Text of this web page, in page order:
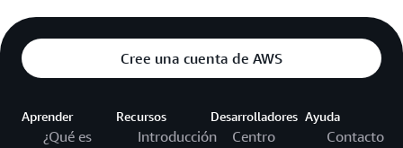
Cree una cuenta de AWS
Aprender
¿Qué es
Recursos
Introducción
Desarrolladores
Centro
Ayuda
Contacto